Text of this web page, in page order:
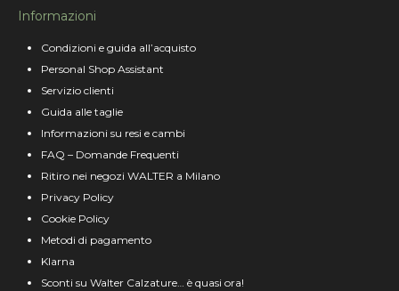
Informazioni
Condizioni e guida all’acquisto
Personal Shop Assistant
Servizio clienti
Guida alle taglie
Informazioni su resi e cambi
FAQ – Domande Frequenti
Ritiro nei negozi WALTER a Milano
Privacy Policy
Cookie Policy
Metodi di pagamento
Klarna
Sconti su Walter Calzature… è quasi ora!